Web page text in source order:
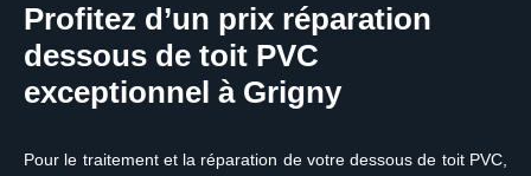
Profitez d’un prix réparation
dessous de toit PVC
exceptionnel à Grigny
Pour le traitement et la réparation de votre dessous de toit PVC,